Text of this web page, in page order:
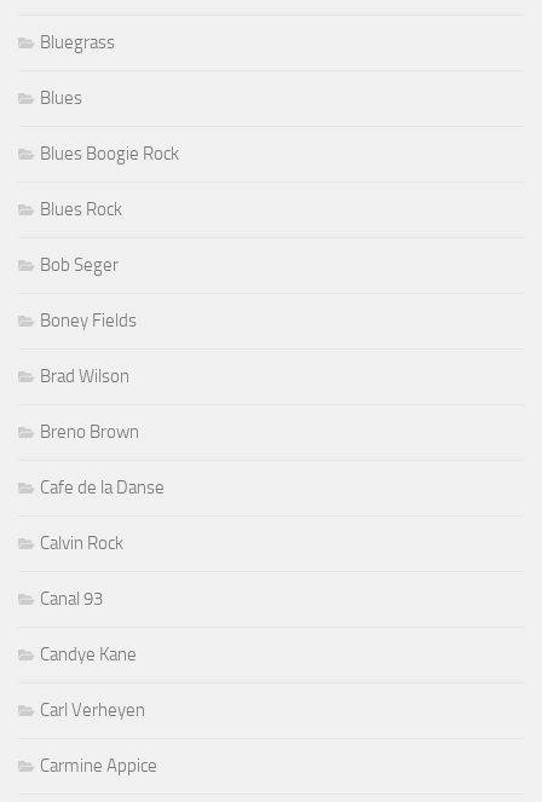
Bluegrass
Blues
Blues Boogie Rock
Blues Rock
Bob Seger
Boney Fields
Brad Wilson
Breno Brown
Cafe de la Danse
Calvin Rock
Canal 93
Candye Kane
Carl Verheyen
Carmine Appice